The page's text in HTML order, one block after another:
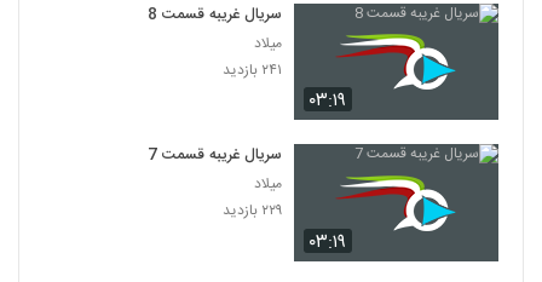
۰۳:۱۹
سریال غریبه قسمت 8
میلاد
۲۴۱ بازدید
۰۳:۱۹
سریال غریبه قسمت 7
میلاد
۲۲۹ بازدید